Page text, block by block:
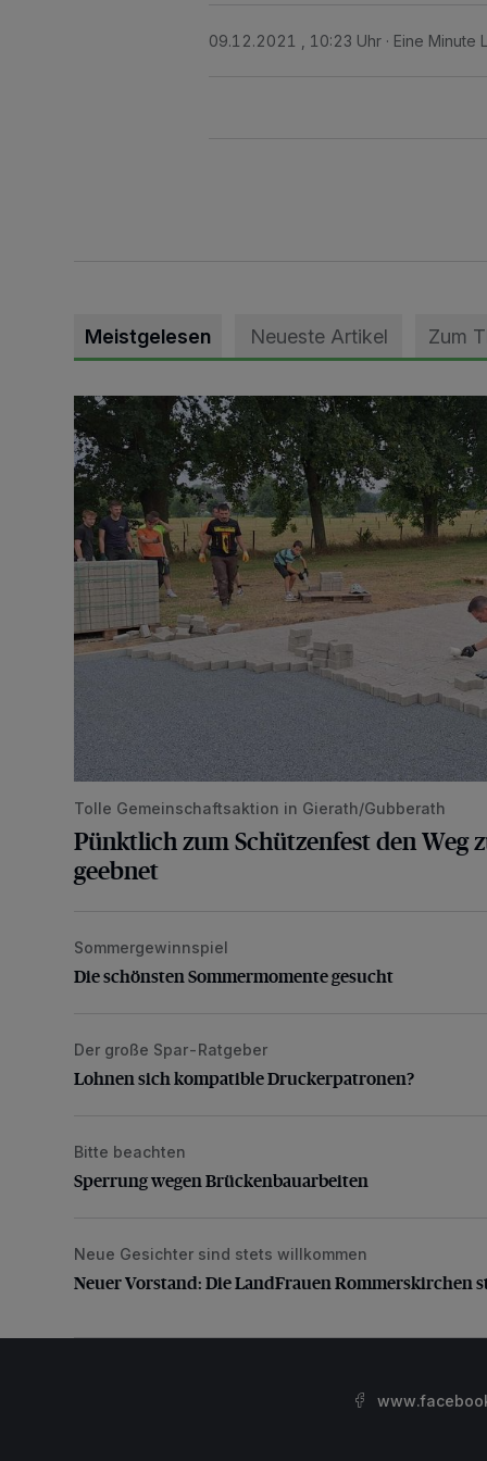
09.12.2021 , 10:23 Uhr Eine Minute
Meistgelesen Neueste Artikel Zum
Pünktlich zum Schützenfest den Weg zum Festzelt
Tolle Gemeinschaftsaktion in Gierath/Gubberath
Pünktlich zum Schützenfest den Weg
geebnet
Die schönsten Sommermomente gesucht
Sommergewinnspiel
Die schönsten Sommermomente gesucht
Lohnen sich kompatible Druckerpatronen?
Der große Spar-Ratgeber
Lohnen sich kompatible Druckerpatronen?
Sperrung wegen Brückenbauarbeiten
Bitte beachten
Sperrung wegen Brückenbauarbeiten
Neuer Vorstand: Die LandFrauen Rommerskirchen
Neue Gesichter sind stets willkommen
Neuer Vorstand: Die LandFrauen Rommerskirchen